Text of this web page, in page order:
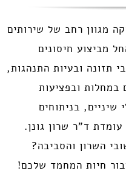
מגוון רחב של שירותים
מביצוע חיסונים
תזונה ובעיות התנהגות,
במחלות ובפציעות
שיניים, בניתוחים
ד"ר שרון גונן.
השרון והסביבה?
חיות המחמד שלכם!